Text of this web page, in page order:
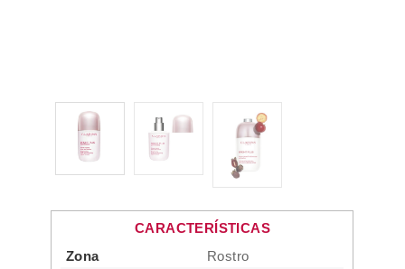
CARACTERÍSTICAS
Zona
Rostro